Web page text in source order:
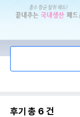
후기 총 6 건